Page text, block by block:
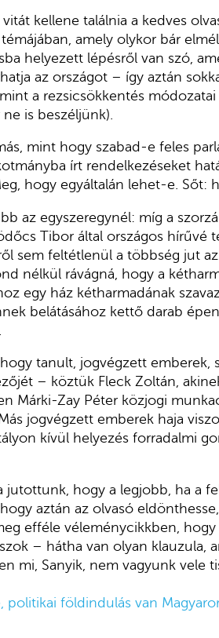
kellene találnia a kedves
amely olykor bár
helyezett lépésről van szó,
az országot – így aztán
a rezsicsökkentés módozatai
is beszéljünk).
mint hogy szabad-e feles
írt rendelkezéseket
hogy egyáltalán lehet-e. Sőt:
az egyszeregynél: míg a
Tibor által országos hírűvé
sem feltétlenül a többség jut
nélkül rávágná, hogy a
egy ház kétharmadának
belátásához kettő darab
hogy tanult, jogvégzett
– köztük Fleck Zoltán,
Márki-Zay Péter közjogi
jogvégzett emberek haja
kívül helyezés forradalmi
jutottunk, hogy a legjobb, ha a
aztán az olvasó
efféle véleménycikkben, hogy
– hátha van olyan klauzula,
mi, Sanyik, nem vagyunk vele
politikai földindulás van